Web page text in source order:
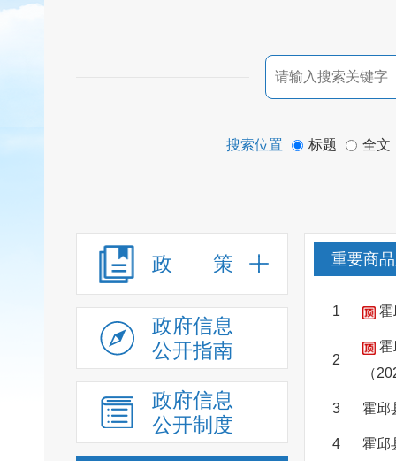
搜索位置 标题 全文
政 策
政府信息
公开指南
政府信息
公开制度
重要商
1 霍
2
霍
（
3 霍邱
4 霍邱